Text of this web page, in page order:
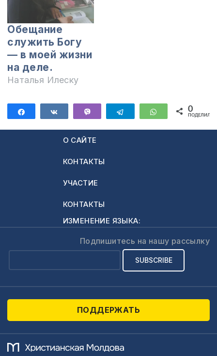
Обещание
служить Богу
— в моей жизни
на деле.
Наталья Илеску
ПоделитьсяПоделиться Telegram WhatsApp
0
О САЙТЕ
КОНТАКТЫ
УЧАСТИЕ
КОНТАКТЫ
ИЗМЕНЕНИЕ ЯЗЫКА:
Подпишитесь на нашу рассылку
ПОДДЕРЖАТЬ